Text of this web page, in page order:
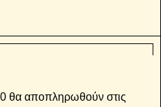
θα αποπληρωθούν στις